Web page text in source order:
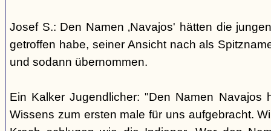
Josef S.: Den Namen ‚Navajos' hätten die
getroffen habe, seiner Ansicht nach als
und sodann übernommen.
Ein Kalker Jugendlicher: "Den Namen Navajos
Wissens zum ersten male für uns aufgebracht.